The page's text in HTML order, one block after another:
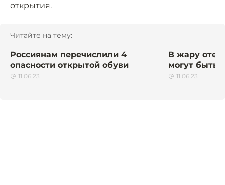
открытия.
Читайте на тему:
Россиянам перечислили 4
опасности открытой обуви
11.06.23
В жару
могут быть
11.06.23